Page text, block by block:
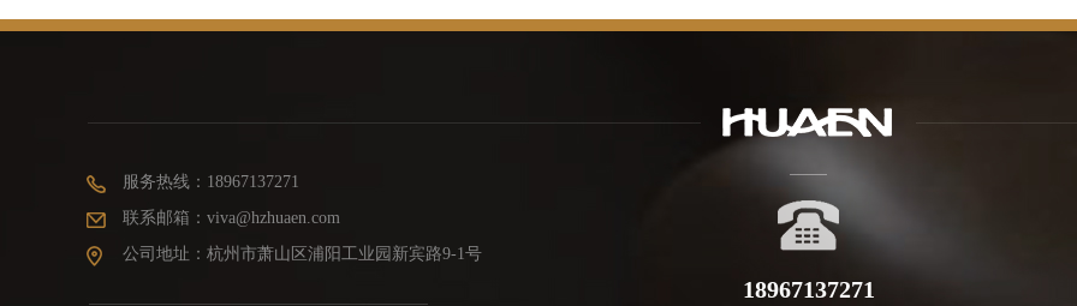
服务热线：18967137271
联系邮箱：viva@hzhuaen.com
公司地址：杭州市萧山区浦阳工业园新宾路9-1号
18967137271